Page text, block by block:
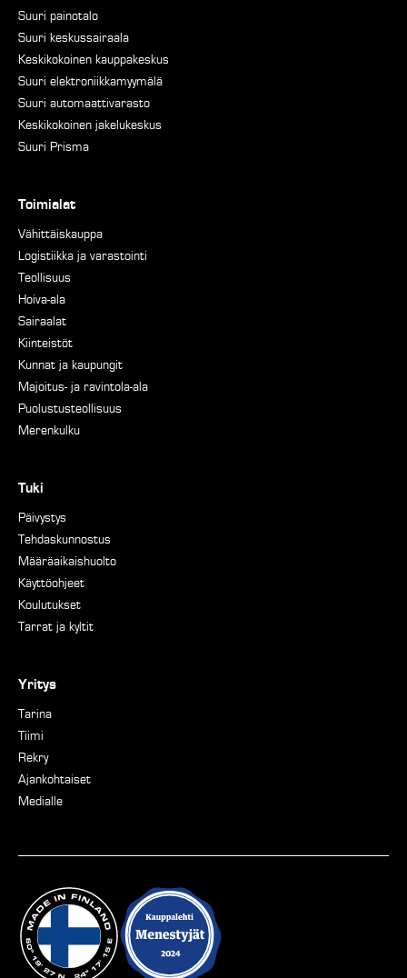
Suuri painotalo
Suuri keskussairaala
Keskikokoinen kauppakeskus
Suuri elektroniikkamyymälä
Suuri automaattivarasto
Keskikokoinen jakelukeskus
Suuri Prisma
Toimialat
Vähittäiskauppa
Logistiikka ja varastointi
Teollisuus
Hoiva-ala
Sairaalat
Kiinteistöt
Kunnat ja kaupungit
Majoitus- ja ravintola-ala
Puolustusteollisuus
Merenkulku
Tuki
Päivystys
Tehdaskunnostus
Määräaikaishuolto
Käyttöohjeet
Koulutukset
Tarrat ja kyltit
Yritys
Tarina
Tiimi
Rekry
Ajankohtaiset
Medialle